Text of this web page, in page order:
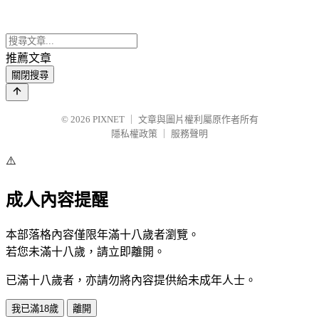
推薦文章
關閉搜尋
© 2026 PIXNET
文章與圖片權利屬原作者所有
隱私權政策
服務聲明
⚠️
成人內容提醒
本部落格內容僅限年滿十八歲者瀏覽。
若您未滿十八歲，請立即離開。
已滿十八歲者，亦請勿將內容提供給未成年人士。
我已滿18歲 離開